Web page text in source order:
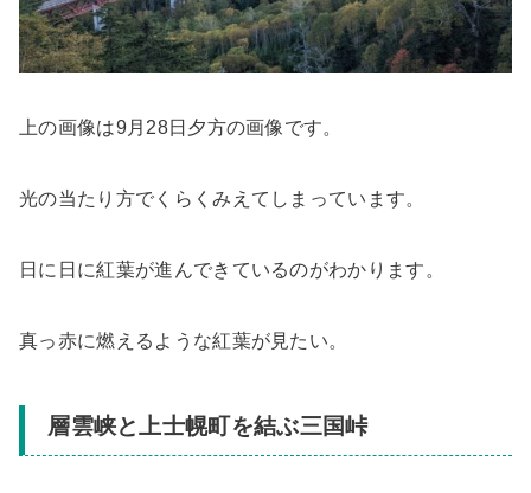
上の画像は9月28日夕方の画像です。
光の当たり方でくらくみえてしまっています。
日に日に紅葉が進んできているのがわかります。
真っ赤に燃えるような紅葉が見たい。
層雲峡と上士幌町を結ぶ三国峠